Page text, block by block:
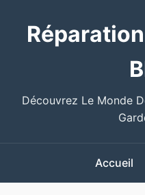
Découvrez Le Monde
Accueil